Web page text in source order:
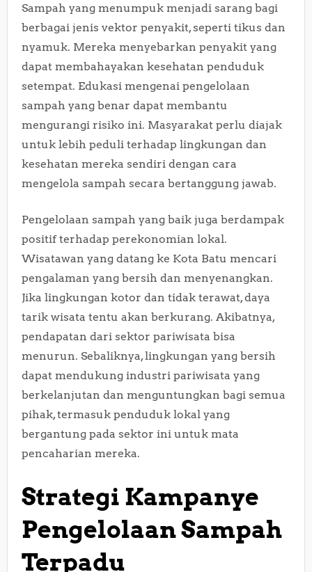
Sampah yang menumpuk menjadi sarang bagi
berbagai jenis vektor penyakit, seperti tikus dan
nyamuk. Mereka menyebarkan penyakit yang
dapat membahayakan kesehatan penduduk
setempat. Edukasi mengenai pengelolaan
sampah yang benar dapat membantu
mengurangi risiko ini. Masyarakat perlu diajak
untuk lebih peduli terhadap lingkungan dan
kesehatan mereka sendiri dengan cara
mengelola sampah secara bertanggung jawab.
Pengelolaan sampah yang baik juga berdampak
positif terhadap perekonomian lokal.
Wisatawan yang datang ke Kota Batu mencari
pengalaman yang bersih dan menyenangkan.
Jika lingkungan kotor dan tidak terawat, daya
tarik wisata tentu akan berkurang. Akibatnya,
pendapatan dari sektor pariwisata bisa
menurun. Sebaliknya, lingkungan yang bersih
dapat mendukung industri pariwisata yang
berkelanjutan dan menguntungkan bagi semua
pihak, termasuk penduduk lokal yang
bergantung pada sektor ini untuk mata
pencaharian mereka.
Strategi Kampanye
Pengelolaan Sampah
Terpadu